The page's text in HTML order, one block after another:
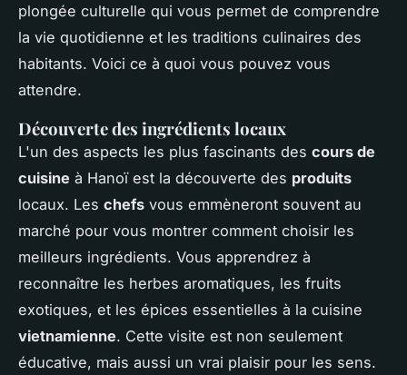
plongée culturelle qui vous permet de comprendre
la vie quotidienne et les traditions culinaires des
habitants. Voici ce à quoi vous pouvez vous
attendre.
Découverte des ingrédients locaux
L'un des aspects les plus fascinants des cours de
cuisine à Hanoï est la découverte des produits
locaux. Les chefs vous emmèneront souvent au
marché pour vous montrer comment choisir les
meilleurs ingrédients. Vous apprendrez à
reconnaître les herbes aromatiques, les fruits
exotiques, et les épices essentielles à la cuisine
vietnamienne. Cette visite est non seulement
éducative, mais aussi un vrai plaisir pour les sens.